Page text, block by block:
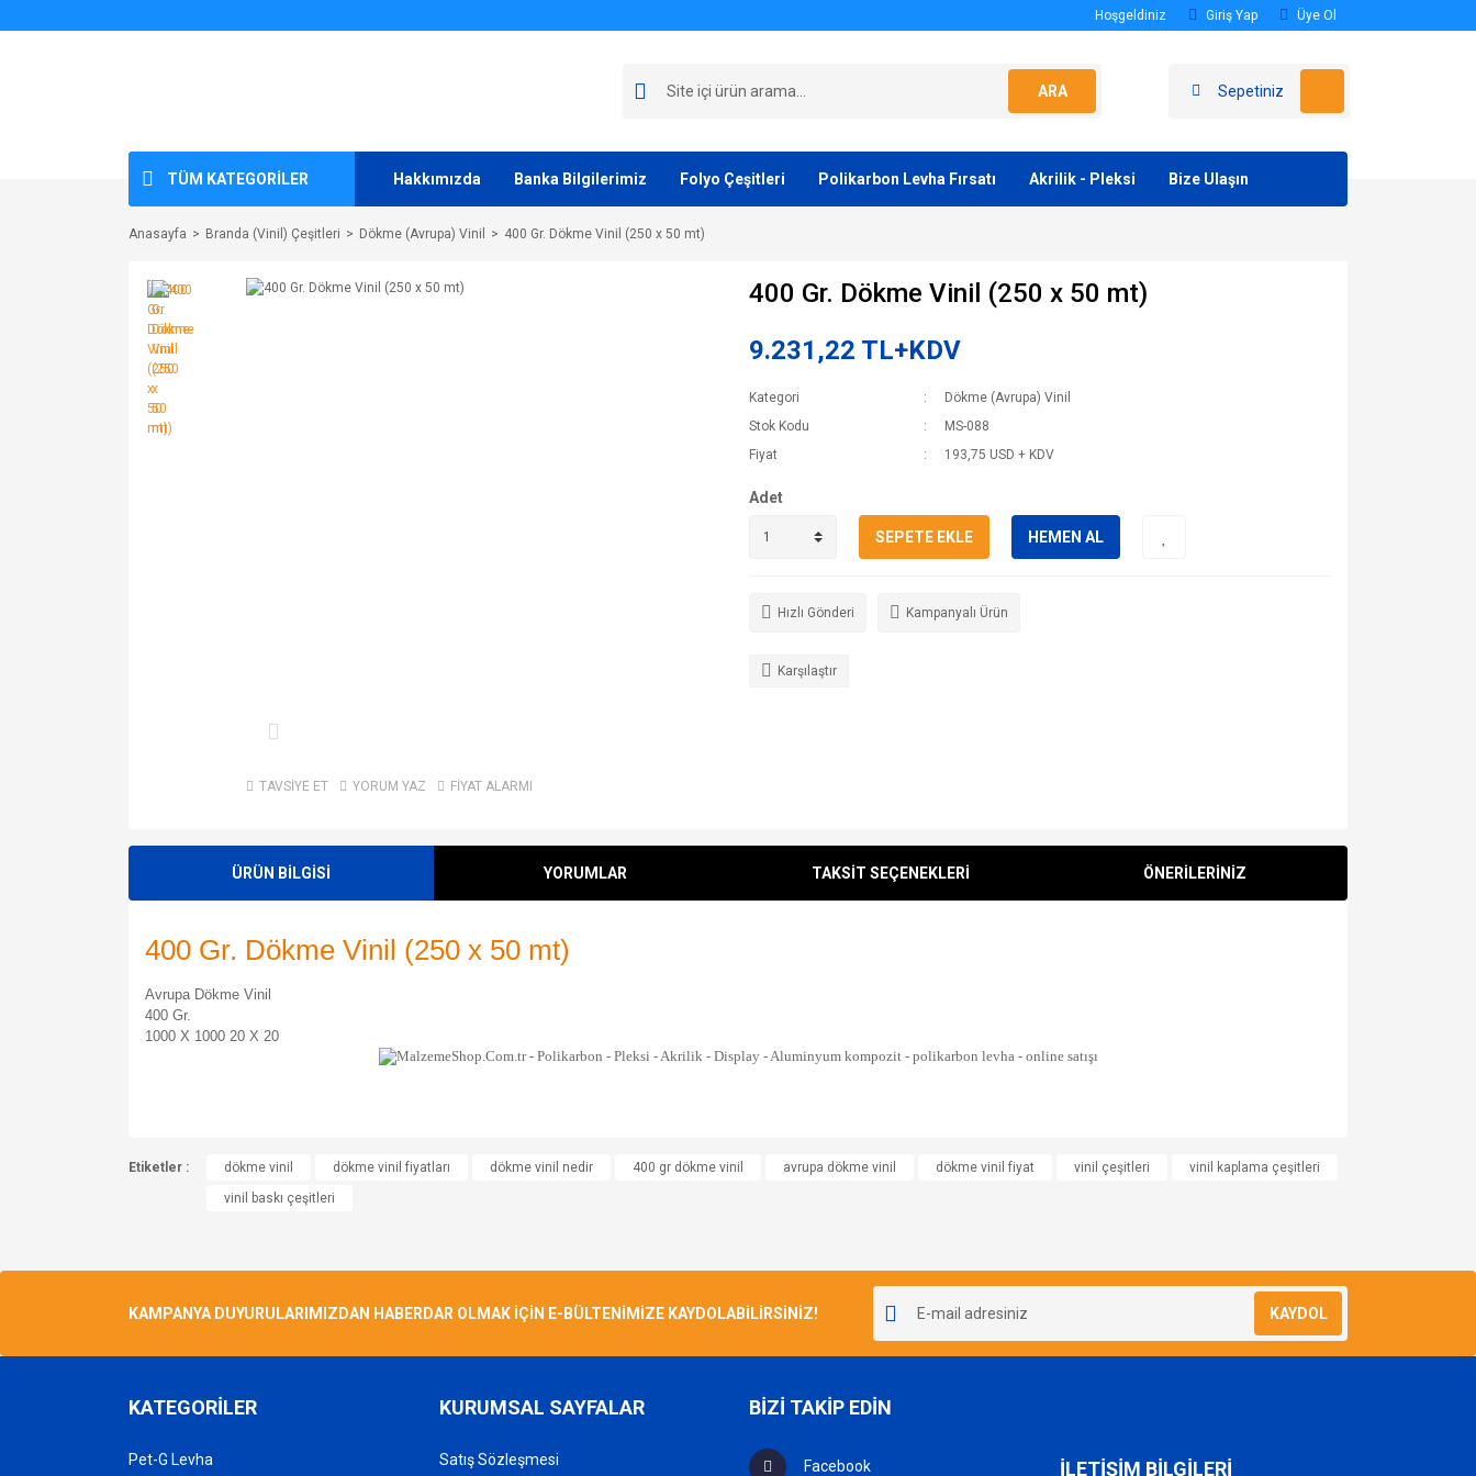
Hoşgeldiniz Giriş Yap Üye Ol
ARA Sepetiniz
TÜM KATEGORİLER Hakkımızda Banka Bilgilerimiz Folyo Çeşitleri Polikarbon Levha Fırsatı Akrilik - Pleksi Bize Ulaşın
Anasayfa Branda (Vinil) Çeşitleri Dökme (Avrupa) Vinil 400 Gr. Dökme Vinil (250 x 50 mt)
TAVSİYE ET YORUM YAZ FİYAT ALARMI
400 Gr. Dökme Vinil (250 x 50 mt)
9.231,22 TL+KDV
Kategori
Dökme (Avrupa) Vinil
Stok Kodu
MS-088
Fiyat
193,75 USD + KDV
Adet
SEPETE EKLE HEMEN AL
Hızlı Gönderi Kampanyalı Ürün
Karşılaştır
ÜRÜN BİLGİSİ YORUMLAR TAKSİT SEÇENEKLERİ ÖNERİLERİNİZ
400 Gr. Dökme Vinil (250 x 50 mt)
Avrupa Dökme Vinil
400 Gr.
1000 X 1000 20 X 20
Bu ürüne ilk yorumu siz yapın!
Görüş ve önerileriniz için teşekkür ederiz.
Ürün fiyatı diğer sitelerden daha pahalı.
Etiketler : dökme vinil dökme vinil fiyatları dökme vinil nedir 400 gr dökme vinil avrupa dökme vinil dökme vinil fiyat vinil çeşitleri
vinil kaplama çeşitleri
vinil baskı çeşitleri
KAMPANYA DUYURULARIMIZDAN HABERDAR OLMAK İÇİN E-BÜLTENİMİZE KAYDOLABİLİRSİNİZ! KAYDOL
KATEGORİLER
Pet-G Levha
KURUMSAL SAYFALAR
Satış Sözleşmesi
BİZİ TAKİP EDİN
Facebook İLETİŞİM BİLGİLERİ